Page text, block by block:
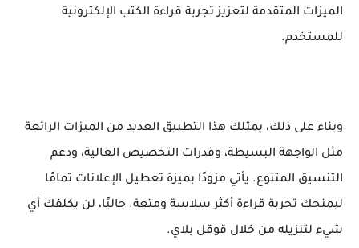
الميزات المتقدمة لتعزيز تجربة قراءة الكتب الإلكترونية
للمستخدم.
وبناء على ذلك، يمتلك هذا التطبيق العديد من الميزات الرائعة
مثل الواجهة البسيطة، وقدرات التخصيص العالية، ودعم
التنسيق المتنوع. يأتي مزودًا بميزة تعطيل الإعلانات تمامًا
ليمنحك تجربة قراءة أكثر سلاسة ومتعة. حاليًا، لن يكلفك أي
شيء لتنزيله من خلال قوقل بلاي.